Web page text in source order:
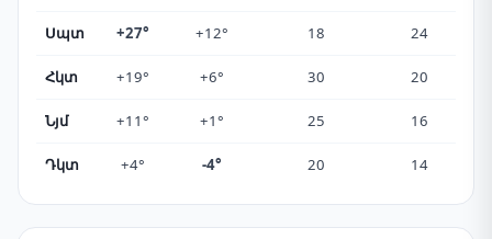
Սպտ +27° +12° 18 24
Հկտ +19° +6° 30 20
Նյմ +11° +1° 25 16
Դկտ +4° -4° 20 14